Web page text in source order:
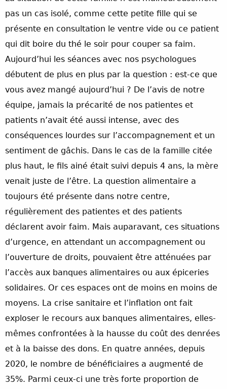
pas un cas isolé, comme cette petite fille qui se
présente en consultation le ventre vide ou ce patient
qui dit boire du thé le soir pour couper sa faim.
Aujourd’hui les séances avec nos psychologues
débutent de plus en plus par la question : est-ce que
vous avez mangé aujourd’hui ? De l’avis de notre
équipe, jamais la précarité de nos patientes et
patients n’avait été aussi intense, avec des
conséquences lourdes sur l’accompagnement et un
sentiment de gâchis. Dans le cas de la famille citée
plus haut, le fils ainé était suivi depuis 4 ans, la mère
venait juste de l’être. La question alimentaire a
toujours été présente dans notre centre,
régulièrement des patientes et des patients
déclarent avoir faim. Mais auparavant, ces situations
d’urgence, en attendant un accompagnement ou
l’ouverture de droits, pouvaient être atténuées par
l’accès aux banques alimentaires ou aux épiceries
solidaires. Or ces espaces ont de moins en moins de
moyens. La crise sanitaire et l’inflation ont fait
exploser le recours aux banques alimentaires, elles-
mêmes confrontées à la hausse du coût des denrées
et à la baisse des dons. En quatre années, depuis
2020, le nombre de bénéficiaires a augmenté de
35%. Parmi ceux-ci une très forte proportion de